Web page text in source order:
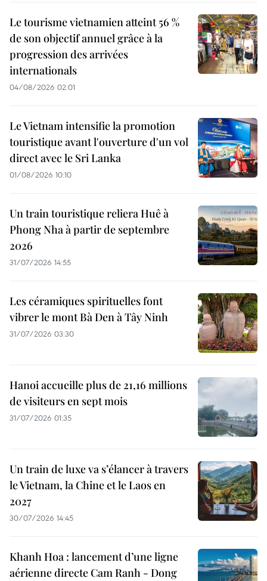
Le tourisme vietnamien atteint 56 %
de son objectif annuel grâce à la
progression des arrivées
internationals
04/08/2026 02:01
Le Vietnam intensifie la promotion
touristique avant l'ouverture d'un vol
direct avec le Sri Lanka
01/08/2026 10:10
Un train touristique reliera Huê à
Phong Nha à partir de septembre
2026
31/07/2026 14:55
Les céramiques spirituelles font
vibrer le mont Bà Den à Tây Ninh
31/07/2026 03:30
Hanoi accueille plus de 21,16 millions
de visiteurs en sept mois ​
31/07/2026 01:35
Un train de luxe va s’élancer à travers
le Vietnam, la Chine et le Laos en
2027
30/07/2026 14:45
Khanh Hoa : lancement d’une ligne
aérienne directe Cam Ranh - Dong